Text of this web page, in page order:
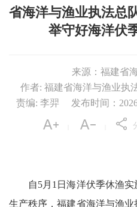
省海洋与渔业执法总
举守好海洋伏
来源：福建省
作者: 福建省海洋与渔业执
责编: 李羿
发布时间：
自5月1日海洋伏季休渔
生产秩序，福建省海洋与渔